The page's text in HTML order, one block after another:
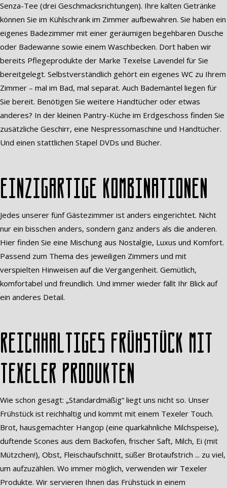
Senza-Tee (drei Geschmacksrichtungen). Ihre kalten Getränke
können Sie im Kühlschrank im Zimmer aufbewahren. Sie haben ein
eigenes Badezimmer mit einer geräumigen begehbaren Dusche
oder Badewanne sowie einem Waschbecken. Dort haben wir
bereits Pflegeprodukte der Marke Texelse Lavendel für Sie
bereitgelegt. Selbstverständlich gehört ein eigenes WC zu Ihrem
Zimmer – mal im Bad, mal separat. Auch Bademäntel liegen für
Sie bereit. Benötigen Sie weitere Handtücher oder etwas
anderes? In der kleinen Pantry-Küche im Erdgeschoss finden Sie
zusätzliche Geschirr, eine Nespressomaschine und Handtücher.
Und einen stattlichen Stapel DVDs und Bücher.
Einzigartige Kombinationen
Jedes unserer fünf Gästezimmer ist anders eingerichtet. Nicht
nur ein bisschen anders, sondern ganz anders als die anderen.
Hier finden Sie eine Mischung aus Nostalgie, Luxus und Komfort.
Passend zum Thema des jeweiligen Zimmers und mit
verspielten Hinweisen auf die Vergangenheit. Gemütlich,
komfortabel und freundlich. Und immer wieder fällt Ihr Blick auf
ein anderes Detail.
Reichhaltiges Frühstück mit
Texeler Produkten
Wie schon gesagt: „Standardmäßig“ liegt uns nicht so. Unser
Frühstück ist reichhaltig und kommt mit einem Texeler Touch.
Brot, hausgemachter Hangop (eine quarkähnliche Milchspeise),
duftende Scones aus dem Backofen, frischer Saft, Milch, Ei (mit
Mützchen!), Obst, Fleischaufschnitt, süßer Brotaufstrich ... zu viel,
um aufzuzählen. Wo immer möglich, verwenden wir Texeler
Produkte. Wir servieren Ihnen das Frühstück in einem